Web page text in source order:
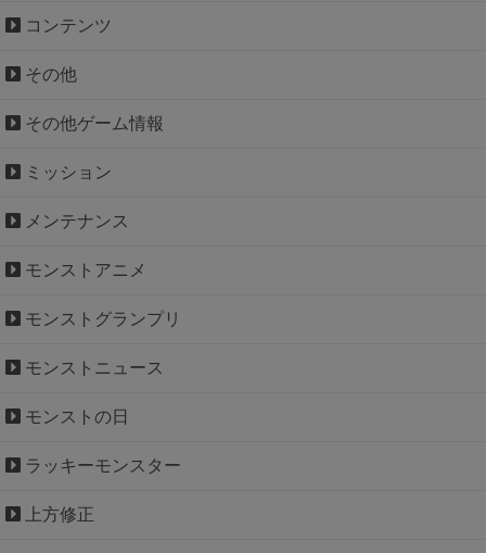
コンテンツ
その他
その他ゲーム情報
ミッション
メンテナンス
モンストアニメ
モンストグランプリ
モンストニュース
モンストの日
ラッキーモンスター
上方修正